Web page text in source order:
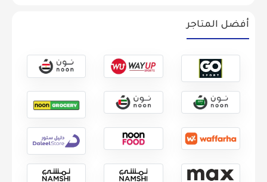
أفضل المتاجر